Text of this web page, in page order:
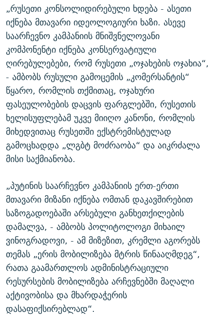
„რუსეთი კონსოლიდირებული ხდება - ასეთი
იქნება მთავარი იდეოლოგიური ხაზი. ასევე
საარჩევნო კამპანიის მნიშვნელოვანი
კომპონენტი იქნება კონსერვატიული
ღირებულებები, რომ რუსეთი „ოჯახების ოჯახია“,
- ამბობს რუსული გამოცემის „კომერსანტის“
წყარო, რომლის თქმითაც, ოჯახური
ფასეულობების დაცვის ფარგლებში, რუსეთის
ხელისუფლებამ უკვე მიიღო კანონი, რომლის
მიხედვითაც რუსეთში ექსტრემისტულად
გამოცხადდა „ლგბტ მოძრაობა“ და აიკრძალა
მისი საქმიანობა.
„პუტინის საარჩევნო კამპანიის ერთ-ერთი
მთავარი მიზანი იქნება ომთან დაკავშირებით
საზოგადოებაში არსებული განხეთქილების
დამალვა, - ამბობს პოლიტოლოგი მიხაილ
ვინოგრადოვი, - ამ მიზეზით, კრემლი აგორებს
თემას „ერის მობილიზება მტრის წინააღმდეგ“,
რათა გაამართლოს ადმინისტრაციული
რესურსების მობილიზება არჩევნებში მაღალი
აქტივობისა და მხარდაჭერის
დასაფიქსირებლად“.